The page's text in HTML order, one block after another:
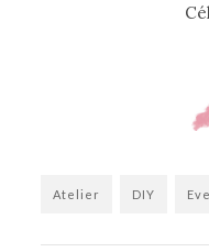
Atelier DIY